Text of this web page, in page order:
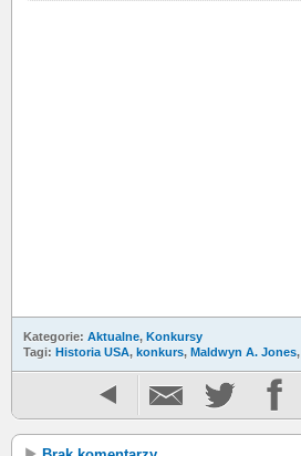
Kategorie: Aktualne, Konkursy
Tagi: Historia USA, konkurs, Maldwyn A. Jones,